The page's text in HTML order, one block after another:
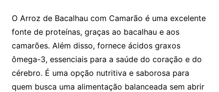
O Arroz de Bacalhau com Camarão é uma excelente
fonte de proteínas, graças ao bacalhau e aos
camarões. Além disso, fornece ácidos graxos
ômega-3, essenciais para a saúde do coração e do
cérebro. É uma opção nutritiva e saborosa para
quem busca uma alimentação balanceada sem abrir